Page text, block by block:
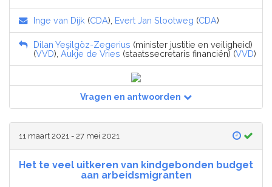
Inge van Dijk (CDA), Evert Jan Slootweg (CDA)
Dilan Yeşilgöz-Zegerius (minister justitie en veiligheid)
(VVD), Aukje de Vries (staatssecretaris financiën) (VVD)
Vragen en antwoorden
11 maart 2021 - 27 mei 2021
Het te veel uitkeren van kindgebonden budget
aan arbeidsmigranten